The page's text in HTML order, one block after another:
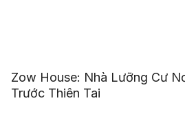
Zow House: Nhà Lưỡng Cư
Trước Thiên Tai